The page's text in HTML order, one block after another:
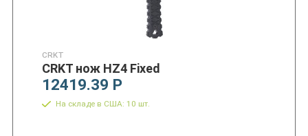
CRKT
CRKT нож HZ4 Fixed
12419.39 Р
На складе в США: 10 шт.